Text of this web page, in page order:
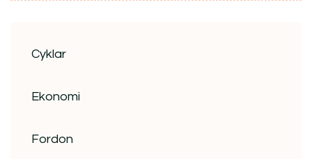
Cyklar
Ekonomi
Fordon